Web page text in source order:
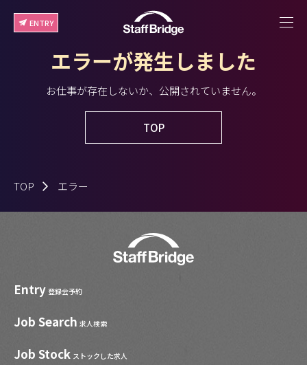
ENTRY
エラーが発生しました
お仕事が存在しないか、公開されていません。
TOP
TOP エラー
Entry 登録会予約
Job Search 求人検索
Job Stock ストックした求人